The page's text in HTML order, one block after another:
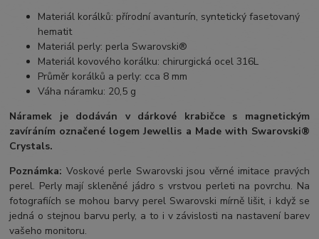
Materiál korálků: přírodní avanturín, syntetický fasetovaný
hematit
Materiál perly: perla Swarovski®
Materiál kovového korálku: chirurgická ocel 316L
Průměr korálků a perly: cca 8 mm
Váha náramku: 20,5 g
Náramek je dodáván v dárkové krabičce s magnetickým
zavíráním označené logem Jewellis a Made with Swarovski®
Crystals.
Poznámka: Voskové perle Swarovski jsou věrné imitace pravých
perel. Perly mají skleněné jádro s vrstvou perleti na povrchu. Na
fotografiích se mohou barvy perel Swarovski mírně lišit, i když se
jedná o stejnou barvu perly, a to i v závislosti na nastavení barev
vašeho monitoru.